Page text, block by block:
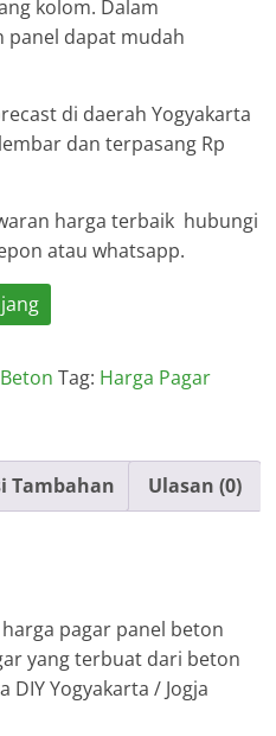
kolom. Dalam
panel dapat mudah
di daerah Yogyakarta
dan terpasang Rp
harga terbaik hubungi
atau whatsapp.
Tag: Harga Pagar
Tambahan Ulasan (0)
pagar panel beton
yang terbuat dari beton
Yogyakarta / Jogja